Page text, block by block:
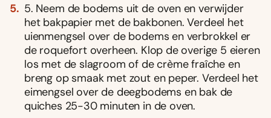
5. Neem de bodems uit de oven en verwijder
het bakpapier met de bakbonen. Verdeel het
uienmengsel over de bodems en verbrokkel er
de roquefort overheen. Klop de overige 5 eieren
los met de slagroom of de crème fraîche en
breng op smaak met zout en peper. Verdeel het
eimengsel over de deegbodems en bak de
quiches 25-30 minuten in de oven.